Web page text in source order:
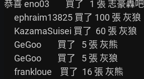
恭喜 eno03        買了   1 張 志豪轟